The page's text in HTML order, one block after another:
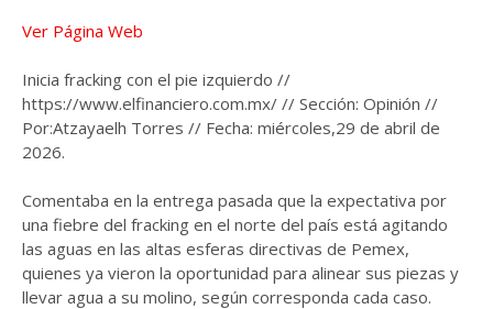
Ver Página Web
Inicia fracking con el pie izquierdo //
https://www.elfinanciero.com.mx/ // Sección: Opinión //
Por:Atzayaelh Torres // Fecha: miércoles,29 de abril de
2026.
Comentaba en la entrega pasada que la expectativa por
una fiebre del fracking en el norte del país está agitando
las aguas en las altas esferas directivas de Pemex,
quienes ya vieron la oportunidad para alinear sus piezas y
llevar agua a su molino, según corresponda cada caso.